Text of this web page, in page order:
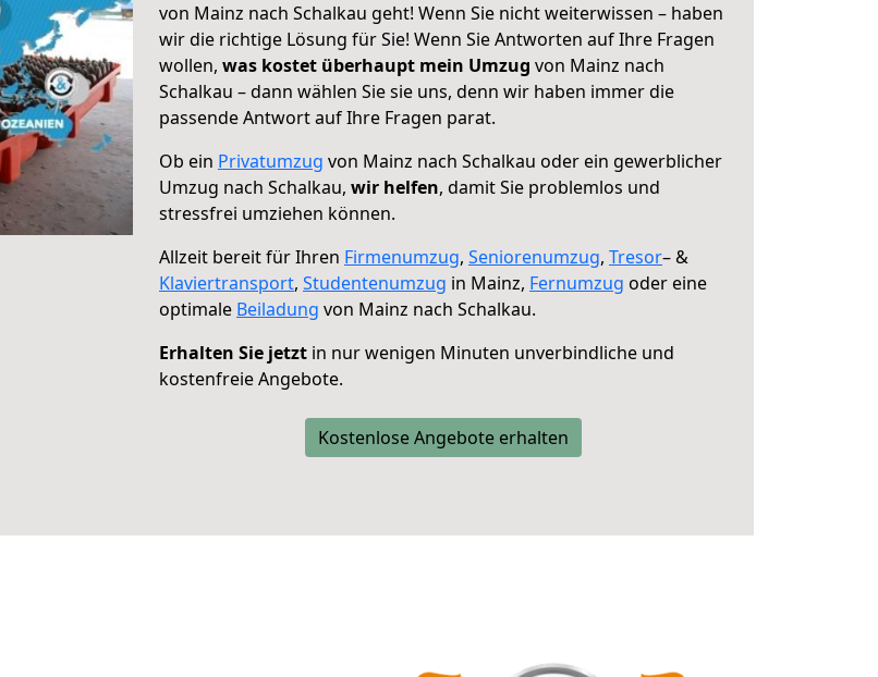
von Mainz nach Schalkau geht! Wenn Sie nicht weiterwissen – haben
wir die richtige Lösung für Sie! Wenn Sie Antworten auf Ihre Fragen
wollen, was kostet überhaupt mein Umzug von Mainz nach
Schalkau – dann wählen Sie sie uns, denn wir haben immer die
passende Antwort auf Ihre Fragen parat.
Ob ein Privatumzug von Mainz nach Schalkau oder ein gewerblicher
Umzug nach Schalkau, wir helfen, damit Sie problemlos und
stressfrei umziehen können.
Allzeit bereit für Ihren Firmenumzug, Seniorenumzug, Tresor– &
Klaviertransport, Studentenumzug in Mainz, Fernumzug oder eine
optimale Beiladung von Mainz nach Schalkau.
Erhalten Sie jetzt in nur wenigen Minuten unverbindliche und
kostenfreie Angebote.
Kostenlose Angebote erhalten